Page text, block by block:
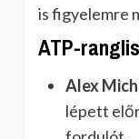
is figyelemre
ATP-
Alex
lépett